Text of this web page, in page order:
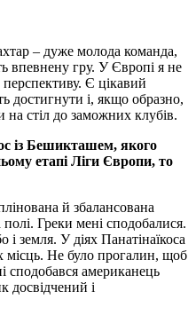
– дуже молода команда,
впевнену гру. У Європі я не
перспективу. Є цікавий
достигнути і, якщо образно,
стіл до заможних клубів.
із Бешикташем, якого
етапі Ліги Європи, то
й збалансована
Греки мені сподобалися.
земля. У діях Панатінаїкоса
місць. Не було прогалин, щоб
сподобався американець
досвідчений і